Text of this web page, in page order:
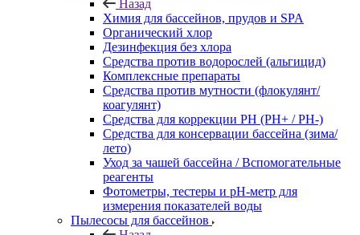
Назад
Химия для бассейнов, прудов и SPA
Органический хлор
Дезинфекция без хлора
Средства против водорослей (альгицид)
Комплексные препараты
Средства против мутности (флокулянт/
коагулянт)
Средства для коррекции PH (PH+ / PH-)
Средства для консервации бассейна (зима/
лето)
Уход за чашей бассейна / Вспомогательные
реагенты
Фотометры, тестеры и рН-метр для
измерения показателей воды
Пылесосы для бассейнов